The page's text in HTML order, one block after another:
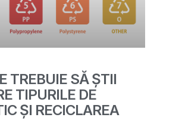
TREBUIE SĂ ȘTII
TIPURILE DE
ȘI RECICLAREA